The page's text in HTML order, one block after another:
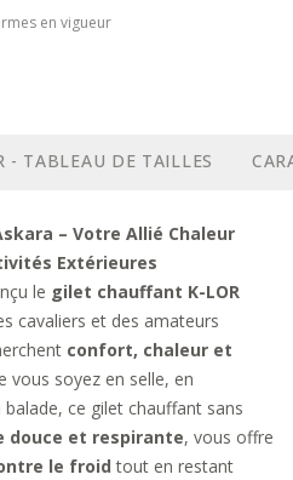
en vigueur
- TABLEAU DE TAILLES
– Votre Allié Chaleur
Extérieures
le gilet chauffant K-LOR
cavaliers et des amateurs
confort, chaleur et
vous soyez en selle, en
ce gilet chauffant sans
douce et respirante, vous offre
le froid tout en restant